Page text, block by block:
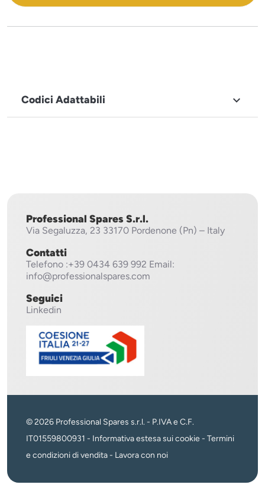
Codici Adattabili 
Professional Spares S.r.l.
Via Segaluzza, 23 33170 Pordenone (Pn) – Italy
Contatti
Telefono :+39 0434 639 992 Email:
info@professionalspares.com
Seguici
Linkedin
© 2026 Professional Spares s.r.l. - P.IVA e C.F.
IT01559800931 - Informativa estesa sui cookie - Termini
e condizioni di vendita- Lavora con noi